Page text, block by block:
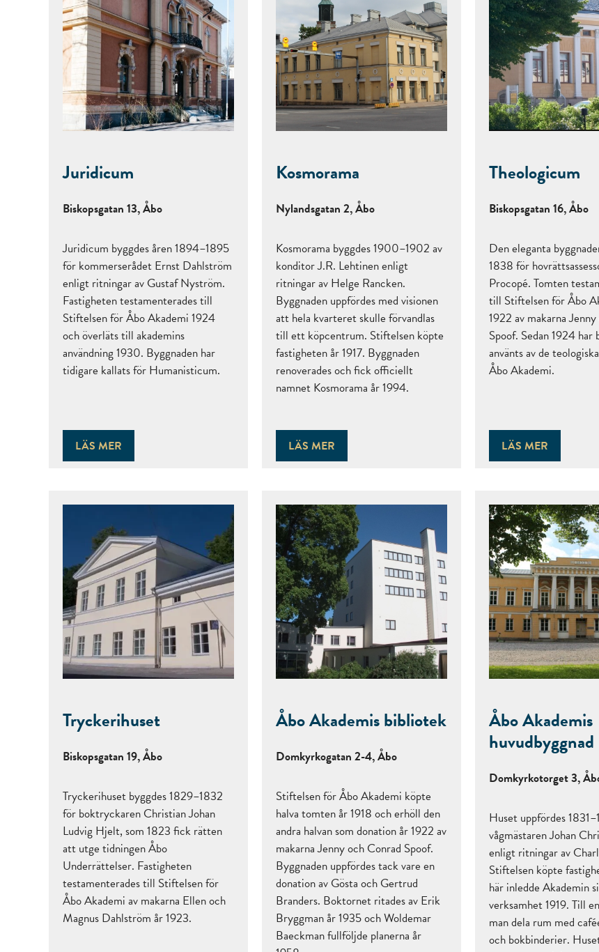
Juridicum
Biskopsgatan 13, Åbo
Juridicum byggdes åren 1894–1895
för kommerserådet Ernst Dahlström
enligt ritningar av Gustaf Nyström.
Fastigheten testamenterades till
Stiftelsen för Åbo Akademi 1924
och överläts till akademins
användning 1930. Byggnaden har
tidigare kallats för Humanisticum.
LÄS MER
Kosmorama
Nylandsgatan 2, Åbo
Kosmorama byggdes 1900–1902 av
konditor J.R. Lehtinen enligt
ritningar av Helge Rancken.
Byggnaden uppfördes med visionen
att hela kvarteret skulle förvandlas
till ett köpcentrum. Stiftelsen köpte
fastigheten år 1917. Byggnaden
renoverades och fick officiellt
namnet Kosmorama år 1994.
LÄS MER
Theologicum
Biskopsgatan 16, Åbo
Den eleganta
1838 för
Procopé. Tomten
till Stiftelsen för Åbo
1922 av makarna
Spoof. Sedan 1924 har
använts av de
Åbo Akademi.
LÄS MER
Tryckerihuset
Biskopsgatan 19, Åbo
Tryckerihuset byggdes 1829–1832
för boktryckaren Christian Johan
Ludvig Hjelt, som 1823 fick rätten
att utge tidningen Åbo
Underrättelser. Fastigheten
testamenterades till Stiftelsen för
Åbo Akademi av makarna Ellen och
Magnus Dahlström år 1923.
Åbo Akademis bibliotek
Domkyrkogatan 2-4, Åbo
Stiftelsen för Åbo Akademi köpte
halva tomten år 1918 och erhöll den
andra halvan som donation år 1922 av
makarna Jenny och Conrad Spoof.
Byggnaden uppfördes tack vare en
donation av Gösta och Gertrud
Branders. Boktornet ritades av Erik
Bryggman år 1935 och Woldemar
Baeckman fullföljde planerna år
Åbo Akademis
huvudbyggnad
Domkyrkotorget 3,
Huset uppfördes
vågmästaren Johan
enligt ritningar av
Stiftelsen köpte
här inledde Akademin
verksamhet 1919. Till
man dela rum med
och bokbinderier.